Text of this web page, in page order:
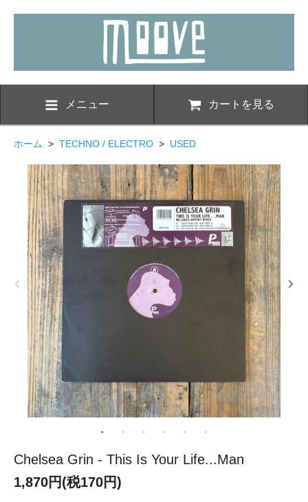
メニュー カートを見る
ホーム > TECHNO / ELECTRO > USED
Chelsea Grin - This Is Your Life...Man
1,870円(税170円)